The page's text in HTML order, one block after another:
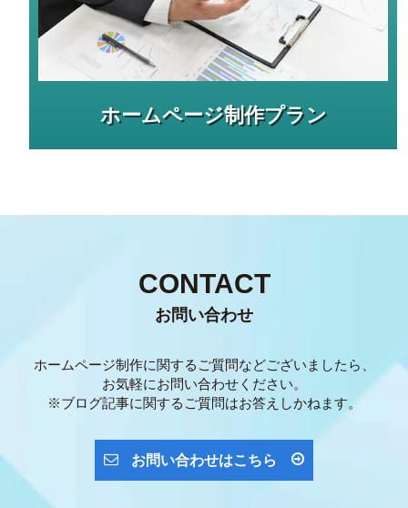
ホームページ制作プラン
CONTACT
お問い合わせ
ホームページ制作に関するご質問などございましたら、
お気軽にお問い合わせください。
※ブログ記事に関するご質問はお答えしかねます。
お問い合わせはこちら